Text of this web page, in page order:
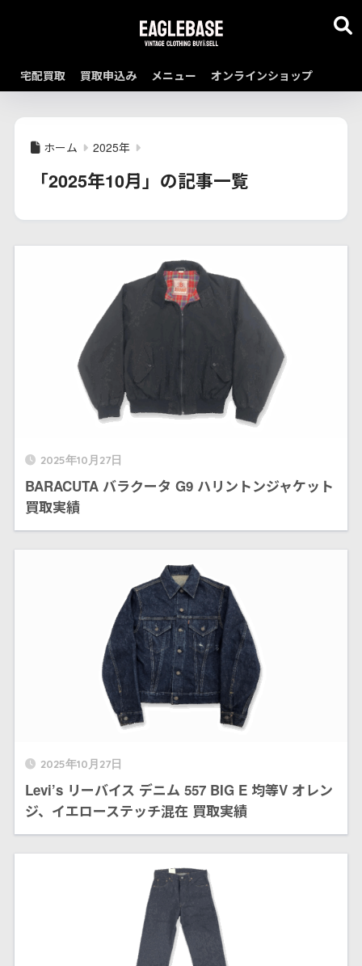
宅配買取 買取申込み メニュー オンラインショップ
ホーム 2025年
「2025年10月」の記事一覧
2025年10月27日
BARACUTA バラクータ G9 ハリントンジャケット
買取実績
2025年10月27日
Levi’s リーバイス デニム 557 BIG E 均等V オレン
ジ、イエローステッチ混在 買取実績